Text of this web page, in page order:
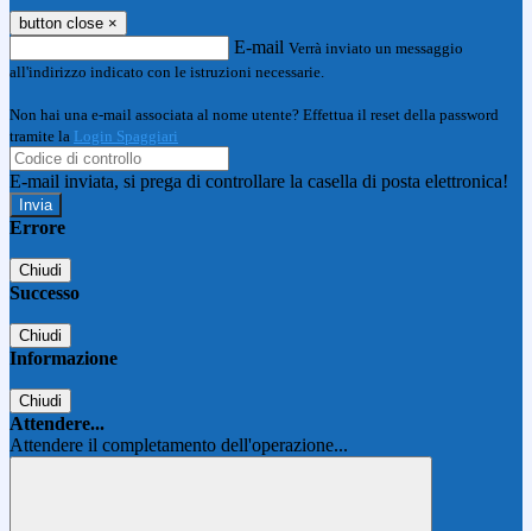
button close ×
E-mail Verrà inviato un messaggio
all'indirizzo indicato con le istruzioni necessarie.
Non hai una e-mail associata al nome utente? Effettua il reset della password
tramite la Login Spaggiari
E-mail inviata, si prega di controllare la casella di posta elettronica!
Errore
Chiudi
Successo
Chiudi
Informazione
Chiudi
Attendere...
Attendere il completamento dell'operazione...